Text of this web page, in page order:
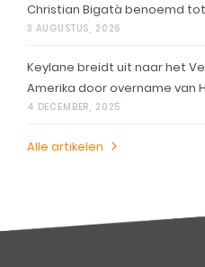
Christian Bigatà benoemd tot
3 AUGUSTUS, 2026
Keylane breidt uit naar het
Amerika door overname van
4 DECEMBER, 2025
Alle artikelen